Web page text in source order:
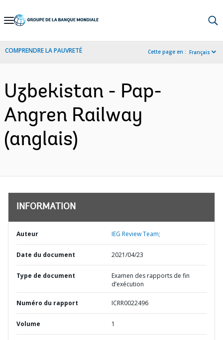
Skip
Navigation
COMPRENDRE LA PAUVRETÉ Cette page en : Français
Uzbekistan - Pap-
Angren Railway
(anglais)
INFORMATION
Auteur IEG Review Team;
Date du document 2021/04/23
Type de document
Examen des rapports de fin
d’exécution
Numéro du rapport ICRR0022496
Volume 1